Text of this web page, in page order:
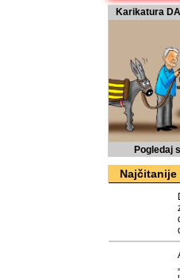
Karikatura
Pogledaj
Najčitanije